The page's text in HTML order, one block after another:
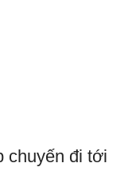
chuyến đi tới